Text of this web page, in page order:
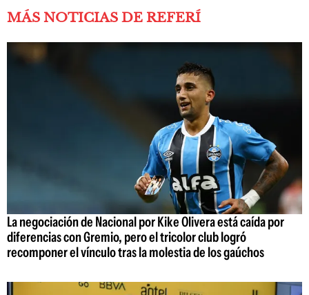
MÁS NOTICIAS DE REFERÍ
La negociación de Nacional por Kike Olivera está caída por
diferencias con Gremio, pero el tricolor club logró
recomponer el vínculo tras la molestia de los gaúchos